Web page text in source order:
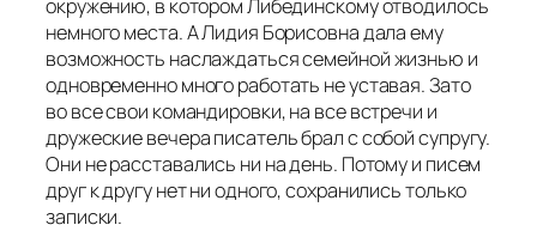
окружению, в котором Либединскому отводилось
немного места. А Лидия Борисовна дала ему
возможность наслаждаться семейной жизнью и
одновременно много работать не уставая. Зато
во все свои командировки, на все встречи и
дружеские вечера писатель брал с собой супругу.
Они не расставались ни на день. Потому и писем
друг к другу нет ни одного, сохранились только
записки.